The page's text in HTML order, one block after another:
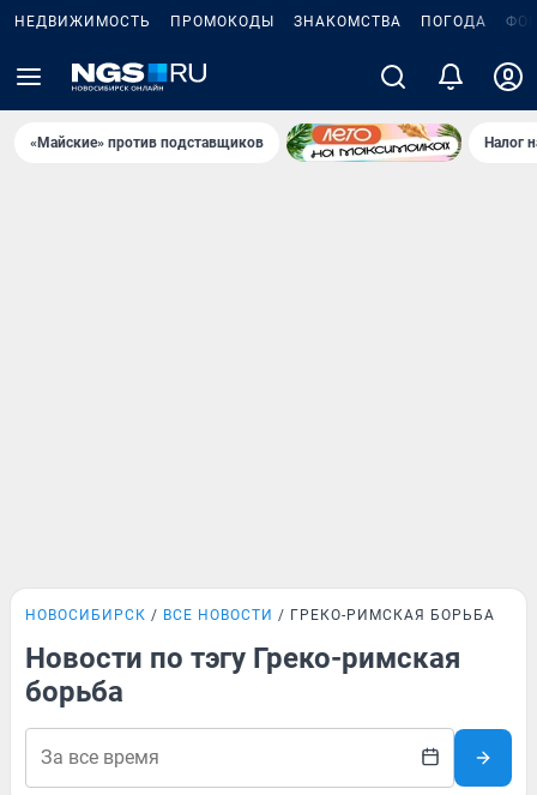
НЕДВИЖИМОСТЬ ПРОМОКОДЫ ЗНАКОМСТВА ПОГОДА
«Майские» против подставщиков Налог
НОВОСИБИРСК ВСЕ НОВОСТИ ГРЕКО-РИМСКАЯ БОРЬБА
Новости по тэгу Греко-римская
борьба